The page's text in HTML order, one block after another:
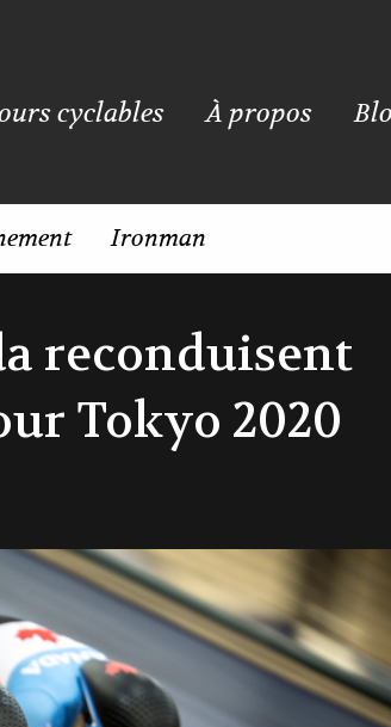
cyclables À propos
Ironman
reconduisent
Tokyo 2020